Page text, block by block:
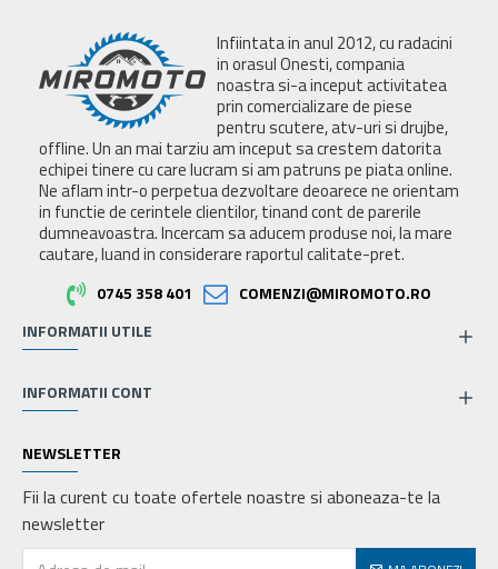
Infiintata in anul 2012, cu radacini
in orasul Onesti, compania
noastra si-a inceput activitatea
prin comercializare de piese
pentru scutere, atv-uri si drujbe,
offline. Un an mai tarziu am inceput sa crestem datorita
echipei tinere cu care lucram si am patruns pe piata online.
Ne aflam intr-o perpetua dezvoltare deoarece ne orientam
in functie de cerintele clientilor, tinand cont de parerile
dumneavoastra. Incercam sa aducem produse noi, la mare
cautare, luand in considerare raportul calitate-pret.
0745 358 401
COMENZI@MIROMOTO.RO
INFORMATII UTILE
INFORMATII CONT
NEWSLETTER
Fii la curent cu toate ofertele noastre si aboneaza-te la
newsletter